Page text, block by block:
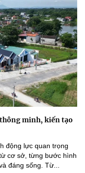
minh, kiến tạo
động lực quan trọng
cơ sở, từng bước hình
đáng sống. Từ...